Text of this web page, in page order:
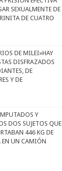
SEXUALMENTE DE
DE CUATRO
DE MILEI»HAY
DISFRAZADOS
DE
Y DE
Y
DOS SUJETOS QUE
446 KG DE
EN UN CAMIÓN